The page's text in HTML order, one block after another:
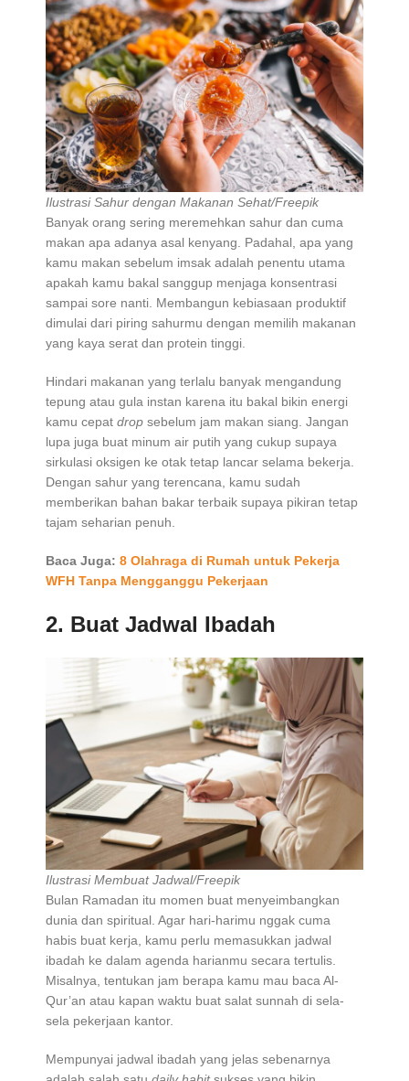
Ilustrasi Sahur dengan Makanan Sehat/Freepik
Banyak orang sering meremehkan sahur dan cuma
makan apa adanya asal kenyang. Padahal, apa yang
kamu makan sebelum imsak adalah penentu utama
apakah kamu bakal sanggup menjaga konsentrasi
sampai sore nanti. Membangun kebiasaan produktif
dimulai dari piring sahurmu dengan memilih makanan
yang kaya serat dan protein tinggi.
Hindari makanan yang terlalu banyak mengandung
tepung atau gula instan karena itu bakal bikin energi
kamu cepat drop sebelum jam makan siang. Jangan
lupa juga buat minum air putih yang cukup supaya
sirkulasi oksigen ke otak tetap lancar selama bekerja.
Dengan sahur yang terencana, kamu sudah
memberikan bahan bakar terbaik supaya pikiran tetap
tajam seharian penuh.
Baca Juga: 8 Olahraga di Rumah untuk Pekerja
WFH Tanpa Mengganggu Pekerjaan
2. Buat Jadwal Ibadah
Ilustrasi Membuat Jadwal/Freepik
Bulan Ramadan itu momen buat menyeimbangkan
dunia dan spiritual. Agar hari-harimu nggak cuma
habis buat kerja, kamu perlu memasukkan jadwal
ibadah ke dalam agenda harianmu secara tertulis.
Misalnya, tentukan jam berapa kamu mau baca Al-
Qur’an atau kapan waktu buat salat sunnah di sela-
sela pekerjaan kantor.
Mempunyai jadwal ibadah yang jelas sebenarnya